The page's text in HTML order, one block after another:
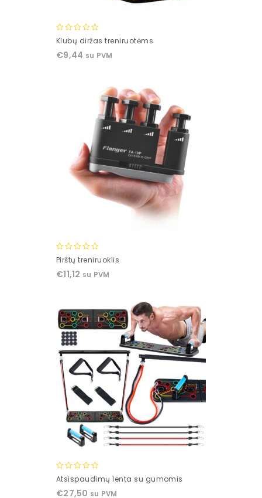
0
of
Klubų diržas treniruotėms
€9,44 su PVM
0
of
Pirštų treniruoklis
€11,12 su PVM
0
Atsispaudimų lenta su gumomis
€27,50 su PVM